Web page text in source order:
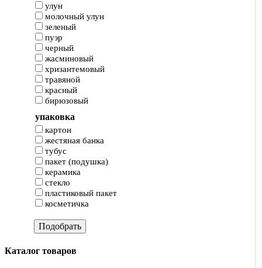
улун
молочный улун
зеленый
пуэр
черный
жасминовый
хризантемовый
травяной
красный
бирюзовый
упаковка
картон
жестяная банка
тубус
пакет (подушка)
керамика
стекло
пластиковый пакет
косметичка
Каталог товаров